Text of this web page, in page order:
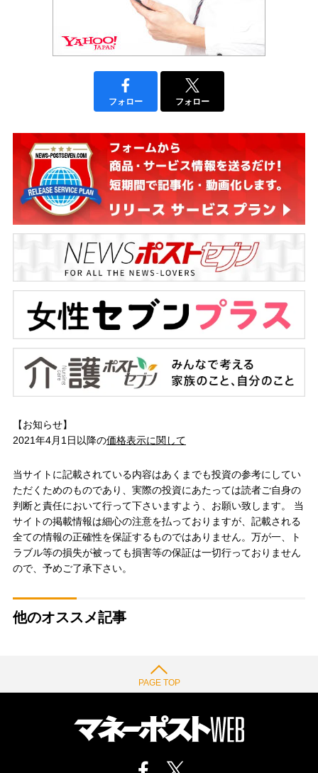
フォロー フォロー
【お知らせ】
2021年4月1日以降の価格表示に関して
当サイトに記載されている内容はあくまでも投資の参考にしてい
ただくためのものであり、実際の投資にあたっては読者ご自身の
判断と責任において行って下さいますよう、お願い致します。 当
サイトの掲載情報は細心の注意を払っておりますが、記載される
全ての情報の正確性を保証するものではありません。万が一、ト
ラブル等の損失が被っても損害等の保証は一切行っておりません
ので、予めご了承下さい。
他のオススメ記事
PAGE TOP